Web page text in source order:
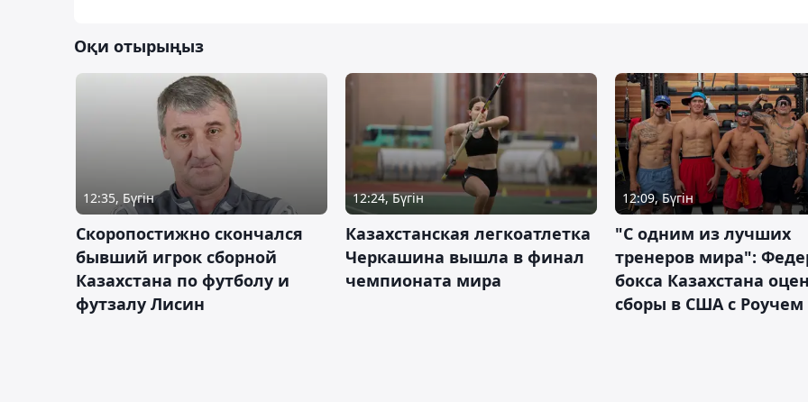
Оқи отырыңыз
12:35, Бүгін
Скоропостижно скончался
бывший игрок сборной
Казахстана по футболу и
футзалу Лисин
12:24, Бүгін
Казахстанская легкоатлетка
Черкашина вышла в финал
чемпионата мира
12:09, Бүгін
"С одним из лучших
тренеров мира":
бокса Казахстана
сборы в США с Роучем